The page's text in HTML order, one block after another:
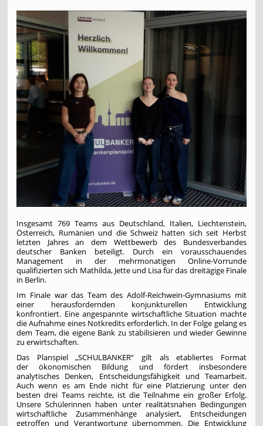
Insgesamt 769 Teams aus Deutschland, Italien, Liechtenstein,
Österreich, Rumänien und die Schweiz hatten sich seit Herbst
letzten Jahres an dem Wettbewerb des Bundesverbandes
deutscher Banken beteiligt. Durch ein vorausschauendes
Management in der mehrmonatigen Online-Vorrunde
qualifizierten sich Mathilda, Jette und Lisa für das dreitägige Finale
in Berlin.
Im Finale war das Team des Adolf-Reichwein-Gymnasiums mit
einer herausfordernden konjunkturellen Entwicklung
konfrontiert. Eine angespannte wirtschaftliche Situation machte
die Aufnahme eines Notkredits erforderlich. In der Folge gelang es
dem Team, die eigene Bank zu stabilisieren und wieder Gewinne
zu erwirtschaften.
Das Planspiel „SCHULBANKER“ gilt als etabliertes Format
der ökonomischen Bildung und fördert insbesondere
analytisches Denken, Entscheidungsfähigkeit und Teamarbeit.
Auch wenn es am Ende nicht für eine Platzierung unter den
besten drei Teams reichte, ist die Teilnahme ein großer Erfolg.
Unsere Schülerinnen haben unter realitätsnahen Bedingungen
wirtschaftliche Zusammenhänge analysiert, Entscheidungen
getroffen und Verantwortung übernommen. Die Entwicklung